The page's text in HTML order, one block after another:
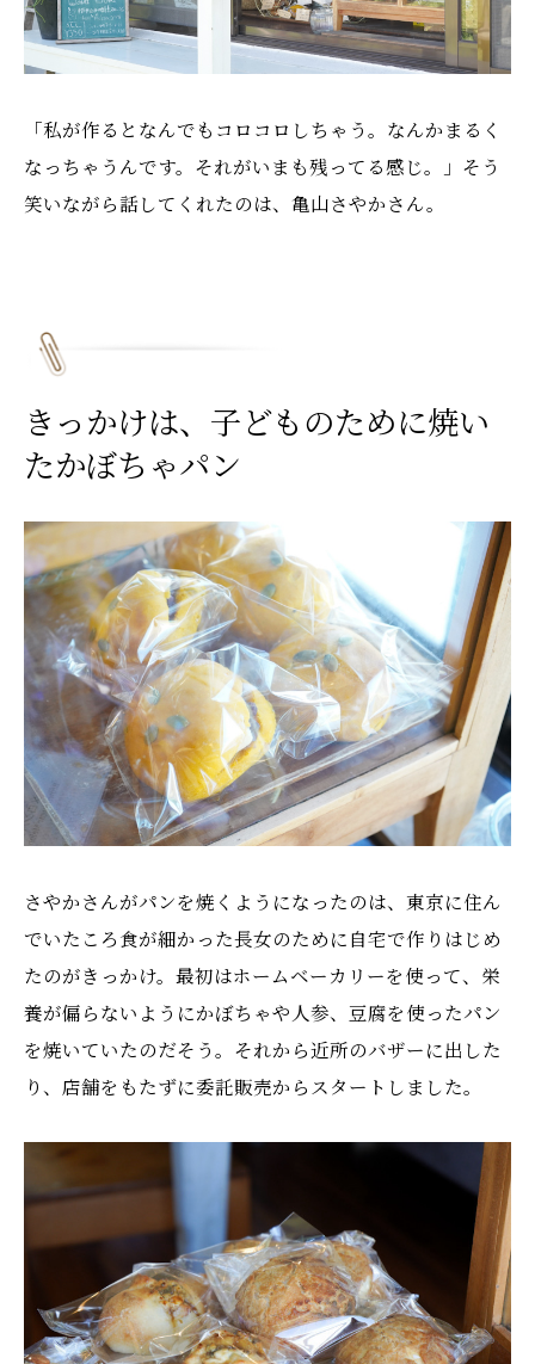
「私が作るとなんでもコロコロしちゃう。なんかまるく
なっちゃうんです。それがいまも残ってる感じ。」そう
笑いながら話してくれたのは、亀山さやかさん。
きっかけは、子どものために焼い
たかぼちゃパン
さやかさんがパンを焼くようになったのは、東京に住ん
でいたころ食が細かった長女のために自宅で作りはじめ
たのがきっかけ。最初はホームベーカリーを使って、栄
養が偏らないようにかぼちゃや人参、豆腐を使ったパン
を焼いていたのだそう。それから近所のバザーに出した
り、店舗をもたずに委託販売からスタートしました。